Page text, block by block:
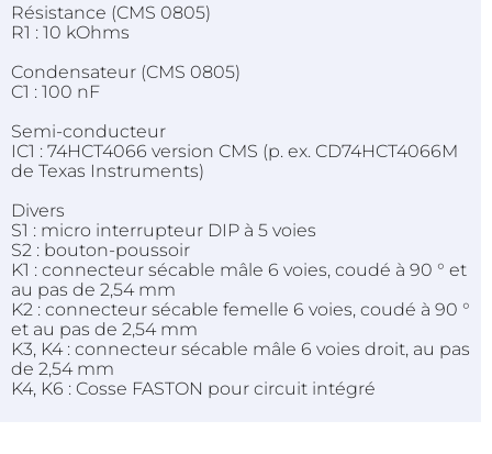
Résistance (CMS 0805)
R1 : 10 kOhms
Condensateur (CMS 0805)
C1 : 100 nF
Semi-conducteur
IC1 : 74HCT4066 version CMS (p. ex. CD74HCT4066M
de Texas Instruments)
Divers
S1 : micro interrupteur DIP à 5 voies
S2 : bouton-poussoir
K1 : connecteur sécable mâle 6 voies, coudé à 90 ° et
au pas de 2,54 mm
K2 : connecteur sécable femelle 6 voies, coudé à 90 °
et au pas de 2,54 mm
K3, K4 : connecteur sécable mâle 6 voies droit, au pas
de 2,54 mm
K4, K6 : Cosse FASTON pour circuit intégré